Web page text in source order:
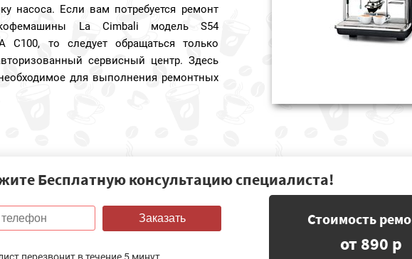
насоса. Если вам потребуется ремонт
La Cimbali модель S54
C100, то следует обращаться только
сервисный центр. Здесь
для выполнения ремонтных
Бесплатную консультацию специалиста!
Стоимость
от 890 р
Заказать